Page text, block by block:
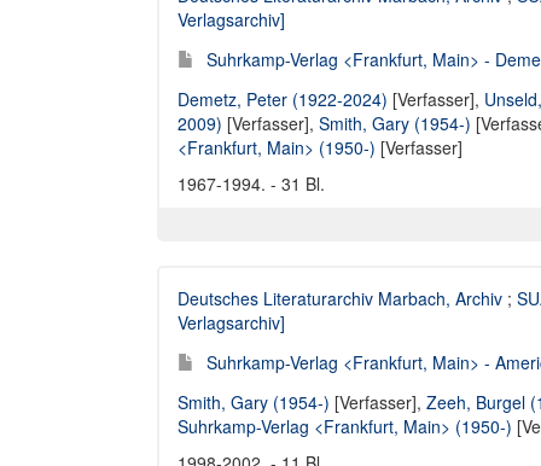
Verlagsarchiv]
Suhrkamp-Verlag <Frankfurt, Main> -
Demetz, Peter (1922-2024) [Verfasser],
2009) [Verfasser], Smith, Gary (1954-)
<Frankfurt, Main> (1950-) [Verfasser]
1967-1994. - 31 Bl.
Deutsches Literaturarchiv Marbach, Archiv ;
Verlagsarchiv]
Suhrkamp-Verlag <Frankfurt, Main> -
Smith, Gary (1954-) [Verfasser], Zeeh, Burgel
Suhrkamp-Verlag <Frankfurt, Main> (1950-)